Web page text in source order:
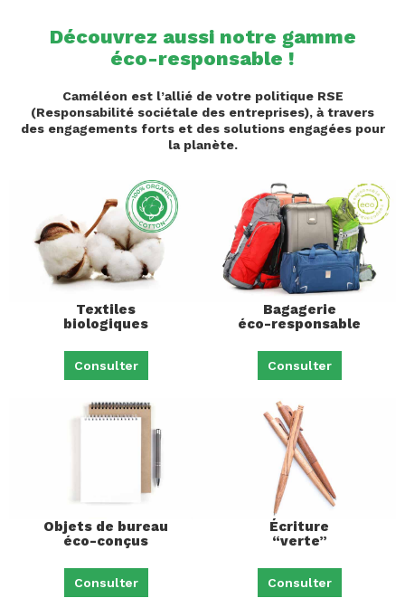
Découvrez aussi notre gamme
éco-responsable !
Caméléon est l’allié de votre politique RSE
(Responsabilité sociétale des entreprises), à travers
des engagements forts et des solutions engagées pour
la planète.
Textiles
biologiques
Consulter
Bagagerie
éco-responsable
Consulter
Objets de bureau
éco-conçus
Consulter
Écriture
“verte”
Consulter